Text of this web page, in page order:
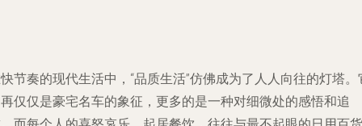
节奏的现代生活中，“品质生活”仿佛成为了人人向往的灯塔。
仅仅是豪宅名车的象征，更多的是一种对细微处的感悟和追